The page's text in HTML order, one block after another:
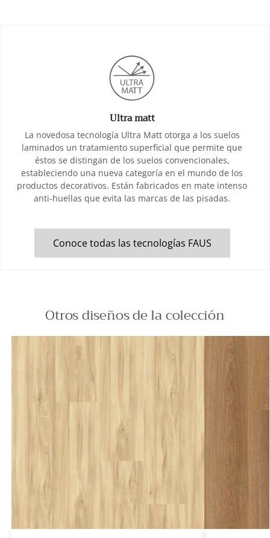
Ultra matt
La novedosa tecnología Ultra Matt otorga a los suelos
laminados un tratamiento superficial que permite que
éstos se distingan de los suelos convencionales,
estableciendo una nueva categoría en el mundo de los
productos decorativos. Están fabricados en mate intenso
anti-huellas que evita las marcas de las pisadas.
Conoce todas las tecnologías FAUS
Otros diseños de la colección